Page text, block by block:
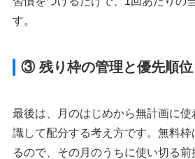
す。
③ 残り枠の管理と優先順位
最後は、月のはじめから無計画に
識して配分する考え方です。無料
るので、その月のうちに使い切る前